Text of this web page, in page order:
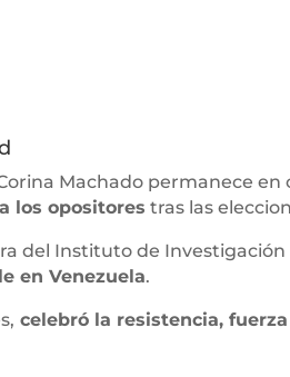
Machado permanece en
los opositores tras las
del Instituto de Investigación
en Venezuela.
celebró la resistencia,